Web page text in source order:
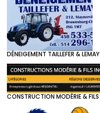
DÉNEIGEMENT TAILLEFER & LEMAY
CONSTRUCTION MODÉRIE & FILS